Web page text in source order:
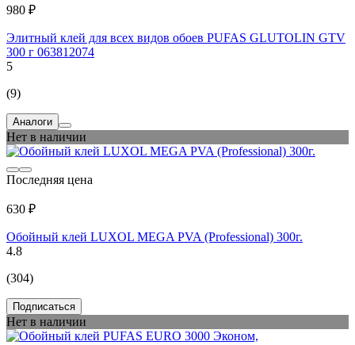
980 ₽
Элитный клей для всех видов обоев PUFAS GLUTOLIN GTV
300 г 063812074
5
(9)
Аналоги
Нет в наличии
Последняя цена
630 ₽
Обойный клей LUXOL MEGA PVA (Professional) 300г.
4.8
(304)
Подписаться
Нет в наличии